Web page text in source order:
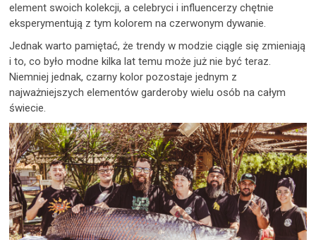
element swoich kolekcji, a celebryci i influencerzy chętnie
eksperymentują z tym kolorem na czerwonym dywanie.
Jednak warto pamiętać, że trendy w modzie ciągle się zmieniają
i to, co było modne kilka lat temu może już nie być teraz.
Niemniej jednak, czarny kolor pozostaje jednym z
najważniejszych elementów garderoby wielu osób na całym
świecie.